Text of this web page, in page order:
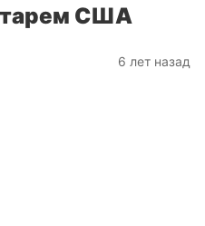
США
6 лет назад